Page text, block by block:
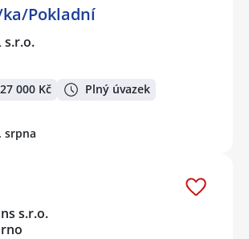
Pokladní
s.r.o.
000 Kč Plný úvazek
srpna
s.r.o.